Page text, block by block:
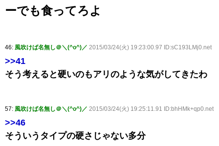
ーでも食ってろよ
46: 風吹けば名無し＠＼(^o^)／ 2015/03/24(火) 19:23:00.97 ID:sC193LMj0.net
>>41
そう考えると硬いのもアリのような気がしてきたわ
57: 風吹けば名無し＠＼(^o^)／ 2015/03/24(火) 19:25:11.91 ID:bhHMk+qp0.net
>>46
そういうタイプの硬さじゃない多分